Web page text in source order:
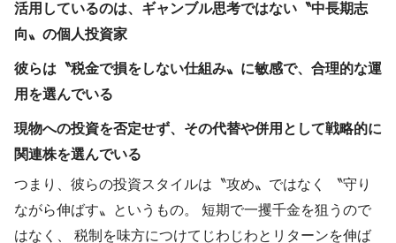
活用しているのは、ギャンブル思考ではない〝中長期志
向〟の個人投資家
彼らは〝税金で損をしない仕組み〟に敏感で、合理的な運
用を選んでいる
現物への投資を否定せず、その代替や併用として戦略的に
関連株を選んでいる
つまり、彼らの投資スタイルは〝攻め〟ではなく 〝守り
ながら伸ばす〟というもの。 短期で一攫千金を狙うので
はなく、 税制を味方につけてじわじわとリターンを伸ば